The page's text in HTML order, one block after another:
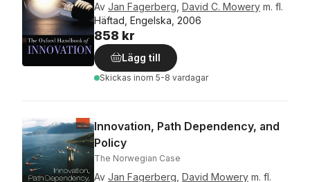
Av Jan Fagerberg David C. Mowery m. fl.
Häftad, Engelska, 2006
858 kr
Lägg till
Skickas inom 5-8 vardagar
Innovation, Path Dependency, and
Policy
The Norwegian Case
Av Jan Fagerberg David Mowery m. fl.